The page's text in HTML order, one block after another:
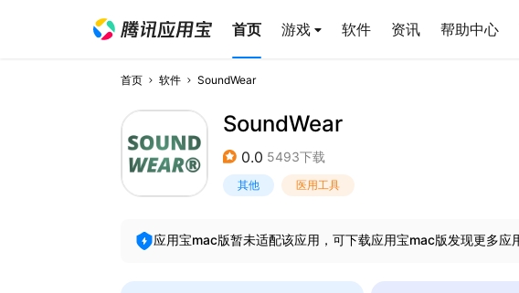
首页 游戏 软件 资讯 帮助中心
首页 软件 SoundWear
SoundWear
0.0 5493下载
其他 医用工具
应用宝mac版暂未适配该应用，可下载应用宝mac版发现更多应